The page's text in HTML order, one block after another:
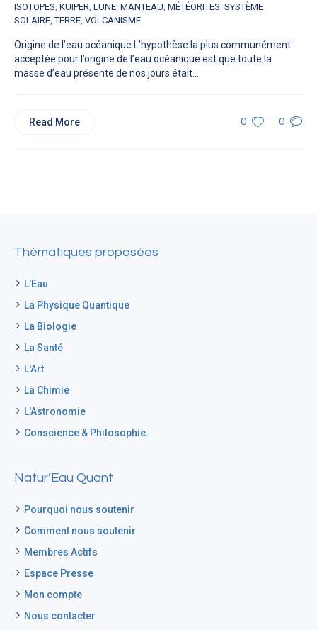
ISOTOPES, KUIPER, LUNE, MANTEAU, MÉTÉORITES, SYSTÈME
SOLAIRE,TERRE, VOLCANISME
Origine de l’eau océanique L’hypothèse la plus communément
acceptée pour l’origine de l’eau océanique est que toute la
masse d’eau présente de nos jours était...
0 0
Read More
Thématiques proposées
L'Eau
La Physique Quantique
La Biologie
La Santé
L'Art
La Chimie
L'Astronomie
Conscience & Philosophie.
Natur’Eau Quant
Pourquoi nous soutenir
Comment nous soutenir
Membres Actifs
Espace Presse
Mon compte
Nous contacter